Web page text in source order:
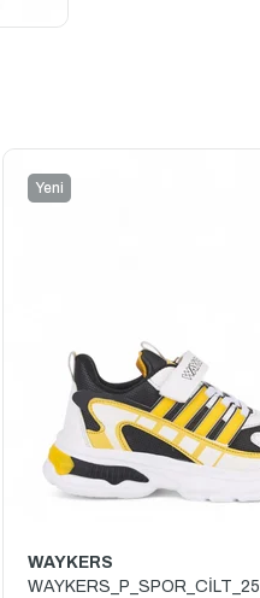
WAYKERS
Yeni